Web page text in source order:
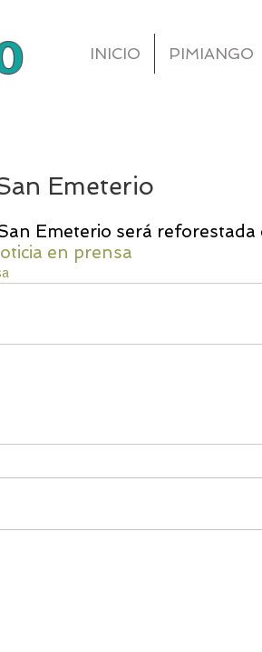
INICIO PIMIANGO
Emeterio
Emeterio será reforestada
en prensa